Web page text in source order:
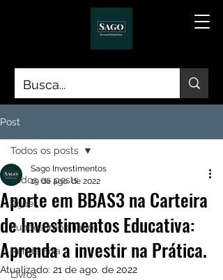
Post
Todos os posts
Ações
Fundos Imobiliários
Renda Fixa
Livros
Todos os posts
Aporte em BBAS3 na Carteira
de Investimentos Educativa:
Aprenda a investir na Prática.
Sago Investimentos
19 de ago. de 2022
Atualizado: 21 de ago. de 2022